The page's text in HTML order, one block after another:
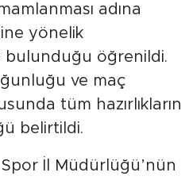
adına
yönelik
bulunduğu öğrenildi.
ve maç
tüm hazırlıkların
belirtildi.
İl Müdürlüğü’nün